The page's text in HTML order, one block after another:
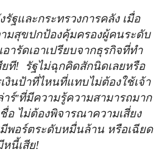
ฐและกระทรวงการคลัง เมื่อ
มสุขปกป้องคุ้มครองผู้คนระดับ
ารัดเอาเปรียบจากธุรกิจที่ทำ
ที! รัฐไม่ฉุกคิดสักนิดเลยหรือ
งินป้าที่ไหนที่แทบไม่ต้องใช้เจ้า
ร์”ที่มีความรู้ความสามารถมาก
อ ไม่ต้องพิจารณาความเสี่ยง
พอร์ตระดับหมื่นล้าน หรือเฉียด
นี้เสีย!